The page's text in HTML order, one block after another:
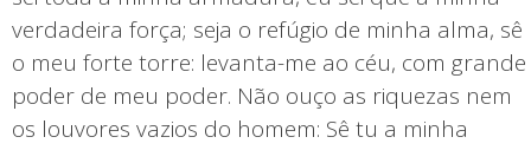
verdadeira força; seja o refúgio de minha alma, sê
o meu forte torre: levanta-me ao céu, com grande
poder de meu poder. Não ouço as riquezas nem
os louvores vazios do homem: Sê tu a minha